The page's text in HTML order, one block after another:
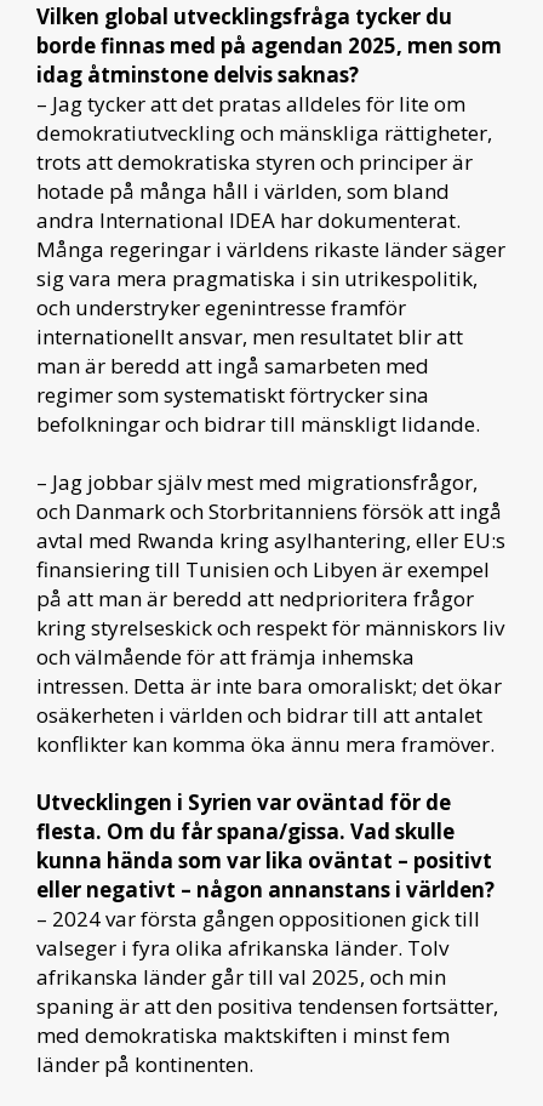
Vilken global utvecklingsfråga tycker du
borde finnas med på agendan 2025, men som
idag åtminstone delvis saknas?
– Jag tycker att det pratas alldeles för lite om
demokratiutveckling och mänskliga rättigheter,
trots att demokratiska styren och principer är
hotade på många håll i världen, som bland
andra International IDEA har dokumenterat.
Många regeringar i världens rikaste länder säger
sig vara mera pragmatiska i sin utrikespolitik,
och understryker egenintresse framför
internationellt ansvar, men resultatet blir att
man är beredd att ingå samarbeten med
regimer som systematiskt förtrycker sina
befolkningar och bidrar till mänskligt lidande.
– Jag jobbar själv mest med migrationsfrågor,
och Danmark och Storbritanniens försök att ingå
avtal med Rwanda kring asylhantering, eller EU:s
finansiering till Tunisien och Libyen är exempel
på att man är beredd att nedprioritera frågor
kring styrelseskick och respekt för människors liv
och välmående för att främja inhemska
intressen. Detta är inte bara omoraliskt; det ökar
osäkerheten i världen och bidrar till att antalet
konflikter kan komma öka ännu mera framöver.
Utvecklingen i Syrien var oväntad för de
flesta. Om du får spana/gissa. Vad skulle
kunna hända som var lika oväntat – positivt
eller negativt – någon annanstans i världen?
– 2024 var första gången oppositionen gick till
valseger i fyra olika afrikanska länder. Tolv
afrikanska länder går till val 2025, och min
spaning är att den positiva tendensen fortsätter,
med demokratiska maktskiften i minst fem
länder på kontinenten.